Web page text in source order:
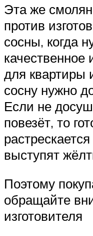
Эта же
против
сосны, когда
качественное
для
сосну нужно
Если не
повезёт, то
выступят
Поэтому
обращайте
изготовителя